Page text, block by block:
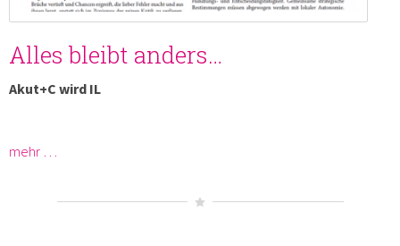
Alles bleibt anders…
Akut+C wird IL
mehr …